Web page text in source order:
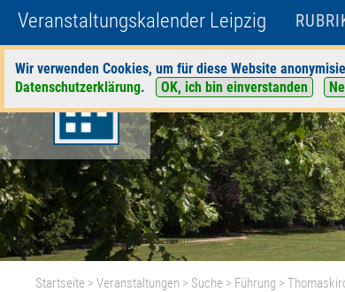
Veranstaltungskalender Leipzig
Wir verwenden Cookies, um für diese Website
Datenschutzerklärung. OK, ich bin einverstanden
Startseite >Veranstaltungen > Suche > Führung >